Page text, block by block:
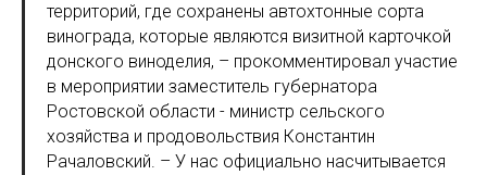
территорий, где сохранены автохтонные сорта
винограда, которые являются визитной карточкой
донского виноделия, – прокомментировал участие
в мероприятии заместитель губернатора
Ростовской области - министр сельского
хозяйства и продовольствия Константин
Рачаловский. – У нас официально насчитывается